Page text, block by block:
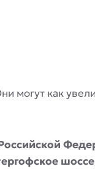
могут как